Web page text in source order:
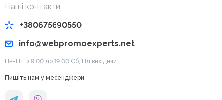
Наші контакти
+380675690550
info@webpromoexperts.net
Пн-Пт: з 9:00 до 19:00 Cб, Нд вихідний
Пишіть нам у месенджери